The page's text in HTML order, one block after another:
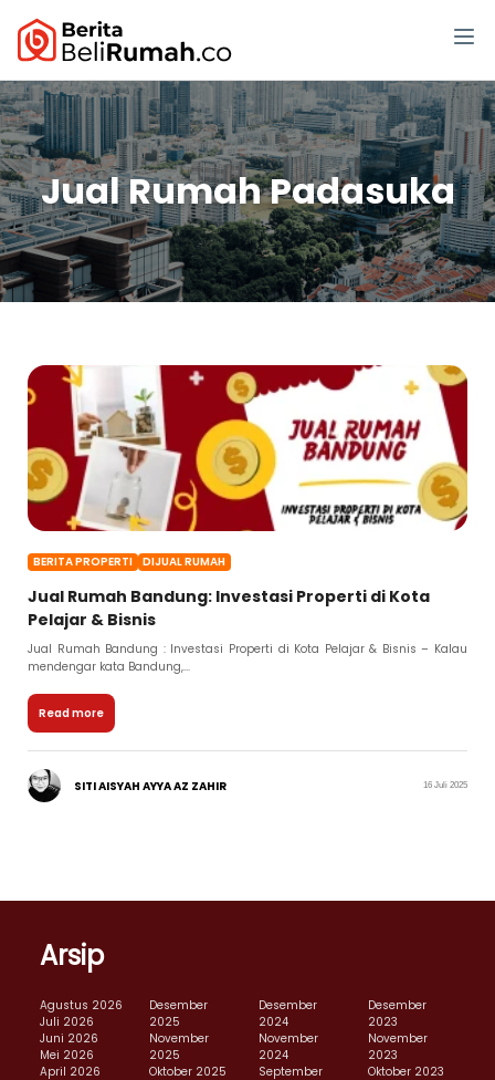
Jual Rumah Padasuka
BERITA PROPERTI DIJUAL RUMAH
Jual Rumah Bandung: Investasi Properti di Kota
Pelajar & Bisnis
Jual Rumah Bandung : Investasi Properti di Kota Pelajar & Bisnis – Kalau
mendengar kata Bandung,...
Read more
SITI AISYAH AYYA AZ ZAHIR 16 Juli 2025
Arsip
Agustus 2026
Juli 2026
Juni 2026
Mei 2026
April 2026
Desember
2025
November
2025
Oktober 2025
Desember
2024
November
2024
September
Desember
2023
November
2023
Oktober 2023